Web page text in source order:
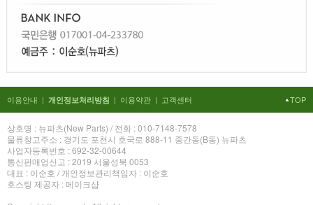
이용안내 | 개인정보처리방침 | 이용약관 | 고객센터 TOP
상호명 : 뉴파츠(New Parts) / 전화 : 010-7148-7578
물류창고주소 : 경기도 포천시 호국로 888-11 중간동(B동) 뉴파츠
사업자등록번호 : 692-32-00644
통신판매업신고 : 2019 서울성북 0053
대표 : 이순호 / 개인정보관리책임자 : 이순호
호스팅 제공자 : 메이크샵